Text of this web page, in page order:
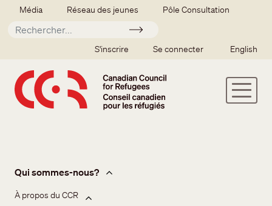
Aller au contenu principal
Secondary menu
Média Réseau des jeunes Pôle Consultation
Soumettre
SSO user menu
S'inscrire Se connecter English
Qui sommes-nous?
À propos du CCR